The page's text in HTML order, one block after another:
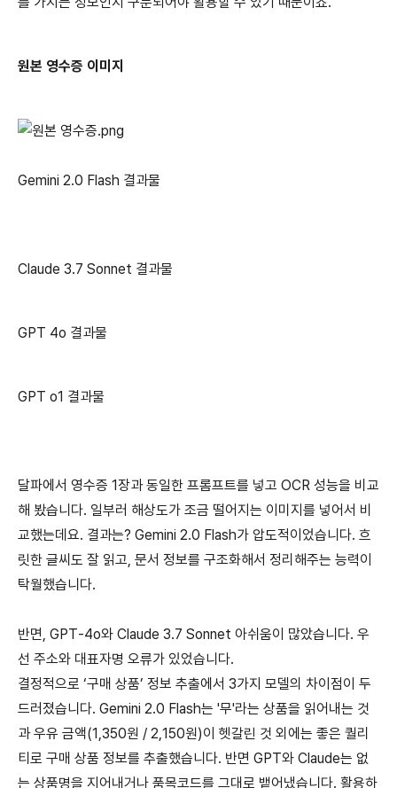
원본 영수증 이미지
Gemini 2.0 Flash 결과물
Claude 3.7 Sonnet 결과물
GPT 4o 결과물
GPT o1 결과물
달파에서 영수증 1장과 동일한 프롬프트를 넣고 OCR 성능을 비교
해 봤습니다. 일부러 해상도가 조금 떨어지는 이미지를 넣어서 비
교했는데요. 결과는? Gemini 2.0 Flash가 압도적이었습니다. 흐
릿한 글씨도 잘 읽고, 문서 정보를 구조화해서 정리해주는 능력이
탁월했습니다.
반면, GPT-4o와 Claude 3.7 Sonnet 아쉬움이 많았습니다. 우
선 주소와 대표자명 오류가 있었습니다.
결정적으로 ‘구매 상품’ 정보 추출에서 3가지 모델의 차이점이 두
드러졌습니다. Gemini 2.0 Flash는 '무'라는 상품을 읽어내는 것
과 우유 금액(1,350원 / 2,150원)이 헷갈린 것 외에는 좋은 퀄리
티로 구매 상품 정보를 추출했습니다. 반면 GPT와 Claude는 없
는 상품명을 지어내거나 품목코드를 그대로 뱉어냈습니다. 활용하